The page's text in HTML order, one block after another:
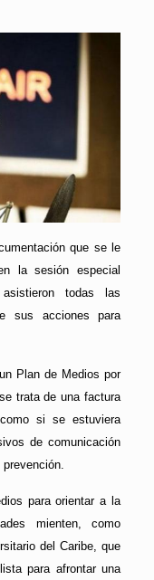
que se le
la sesión especial
todas las
sus acciones para
Plan de Medios por
trata de una factura
si se estuviera
de comunicación
para orientar a la
mienten, como
del Caribe, que
para afrontar una